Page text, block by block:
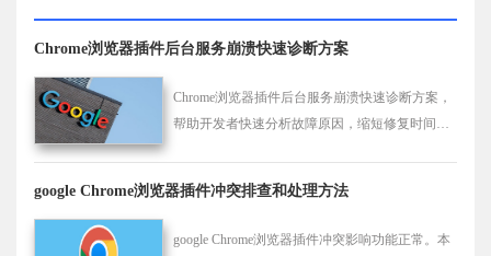
Chrome浏览器插件后台服务崩溃快速诊断方案
Chrome浏览器插件后台服务崩溃快速诊断方案，
帮助开发者快速分析故障原因，缩短修复时间，
google Chrome浏览器插件冲突排查和处理方法
google Chrome浏览器插件冲突影响功能正常。本